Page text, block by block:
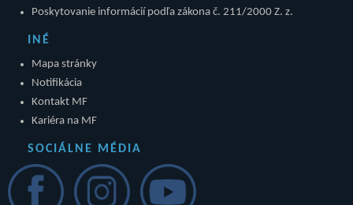
Poskytovanie informácií podľa zákona č. 211/2000 Z. z.
INÉ
Mapa stránky
Notifikácia
Kontakt MF
Kariéra na MF
SOCIÁLNE MÉDIA